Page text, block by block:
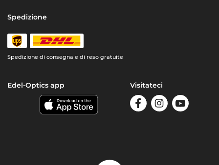
Spedizione
Spedizione di consegna e di reso gratuite
Edel-Optics app Visitateci